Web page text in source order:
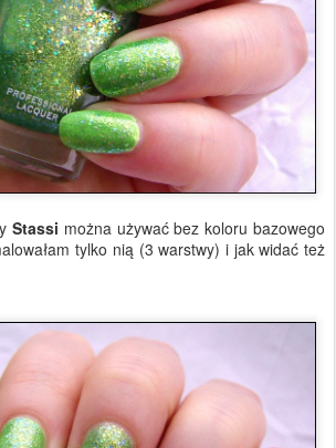
Stassi można używać bez koloru bazowego
tylko nią (3 warstwy) i jak widać też